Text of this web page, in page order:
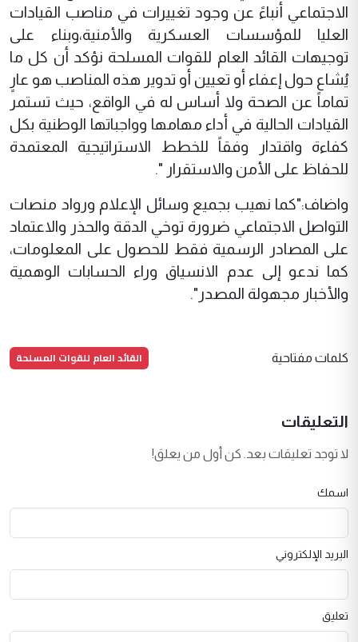
الاجتماعي أنباءً عن وجود تغييرات في مناصب القيادات
العليا للمؤسسات العسكرية والأمنية،وبناء على
توجيهات القائد العام للقوات المسلحة نؤكد أن كل ما
يُشاع حول إعفاء أو تعيين أو تدوير هذه المناصب هو عارٍ
تماماً عن الصحة ولا أساس له في الواقع، حيث تستمر
القيادات الحالية في أداء مهامها وواجباتها الوطنية بكل
كفاءة واقتدار وفقاً للخطط الاستراتيجية المعتمدة
للحفاظ على الأمن والاستقرار ".
واضاف:"كما نهيب بجميع وسائل الإعلام ورواد منصات
التواصل الاجتماعي ضرورة توخي الدقة والحذر والاعتماد
على المصادر الرسمية فقط للحصول على المعلومات،
كما ندعو إلى عدم الانسياق وراء الحسابات الوهمية
والأخبار مجهولة المصدر".
كلمات مفتاحية القائد العام للقوات المسلحة
التعليقات
لا توجد تعليقات بعد. كن أول من يعلق!
اسمك
البريد الإلكتروني
تعليق